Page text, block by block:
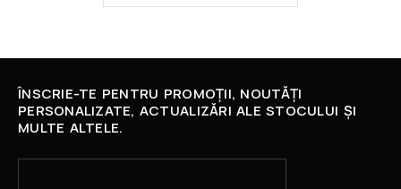
ÎNSCRIE-TE PENTRU PROMOȚII, NOUTĂȚI
PERSONALIZATE, ACTUALIZĂRI ALE STOCULUI ȘI
MULTE ALTELE.